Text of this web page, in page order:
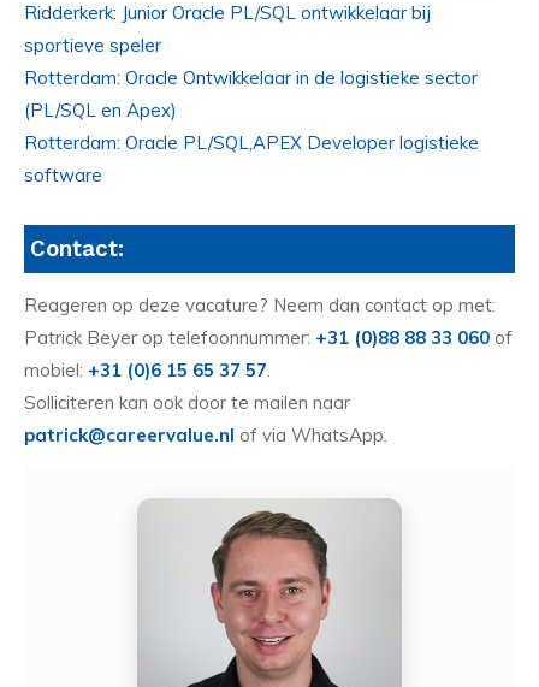
Ridderkerk: Junior Oracle PL/SQL ontwikkelaar bij
sportieve speler
Rotterdam: Oracle Ontwikkelaar in de logistieke sector
(PL/SQL en Apex)
Rotterdam: Oracle PL/SQL,APEX Developer logistieke
software
Contact:
Reageren op deze vacature? Neem dan contact op met:
Patrick Beyer op telefoonnummer: +31 (0)88 88 33 060 of
mobiel: +31 (0)6 15 65 37 57.
Solliciteren kan ook door te mailen naar
patrick@careervalue.nl of via WhatsApp.